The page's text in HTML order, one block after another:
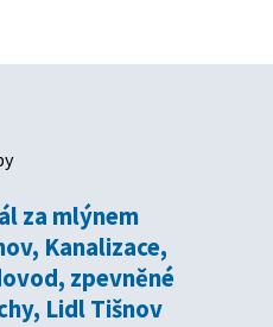
za mlýnem
Kanalizace,
zpevněné
Lidl Tišnov